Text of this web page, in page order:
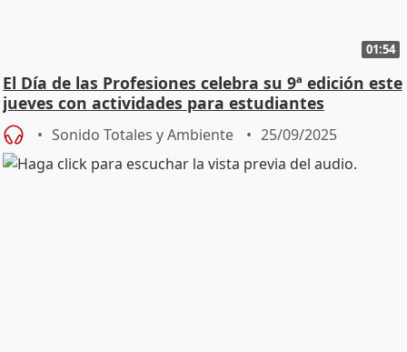
01:54
El Día de las Profesiones celebra su 9ª edición este
jueves con actividades para estudiantes
Sonido Totales y Ambiente 25/09/2025